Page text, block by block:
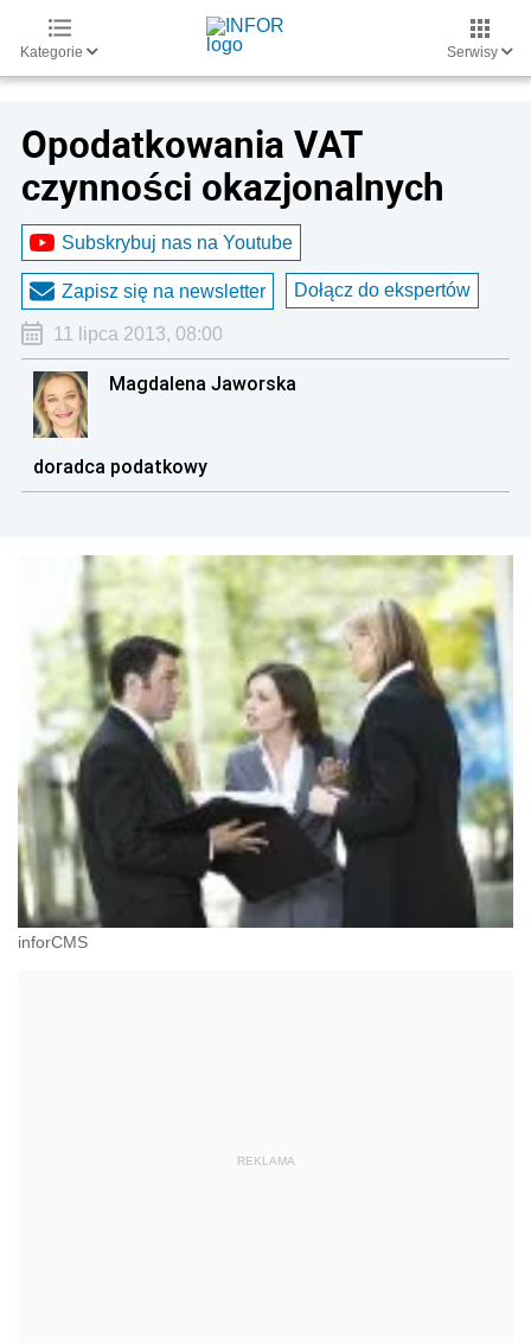
Kategorie Serwisy
Opodatkowania VAT
czynności okazjonalnych
Subskrybuj nas na Youtube
Zapisz się na newsletter Dołącz do ekspertów
11 lipca 2013, 08:00
Magdalena Jaworska
doradca podatkowy
inforCMS